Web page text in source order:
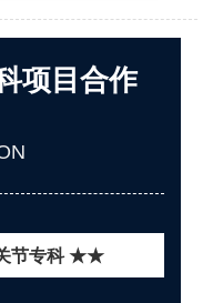
节专科 ★★
项目合作